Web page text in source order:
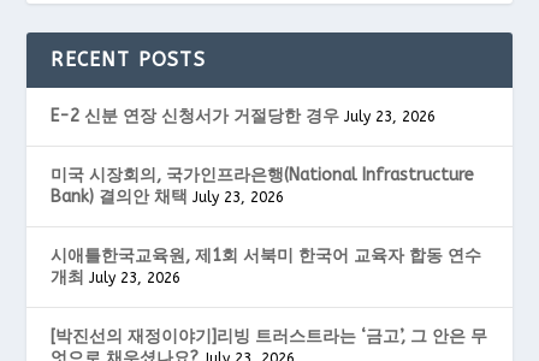
RECENT POSTS
E-2 신분 연장 신청서가 거절당한 경우 July 23, 2026
미국 시장회의, 국가인프라은행(National Infrastructure
Bank) 결의안 채택 July 23, 2026
시애틀한국교육원, 제1회 서북미 한국어 교육자 합동 연수
개최 July 23, 2026
[박진선의 재정이야기]리빙 트러스트라는 ‘금고’, 그 안은 무